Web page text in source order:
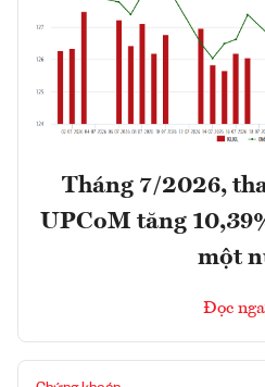
Tháng 7/2026,
UPCoM tăng
một
Đọc